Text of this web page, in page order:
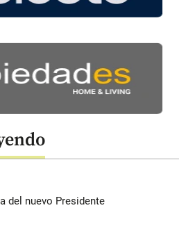
del nuevo Presidente